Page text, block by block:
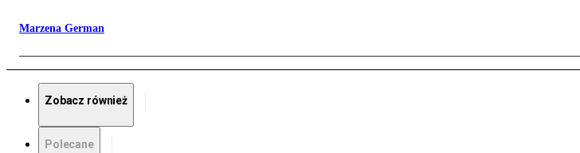
Marzena German
Zobacz również
Polecane